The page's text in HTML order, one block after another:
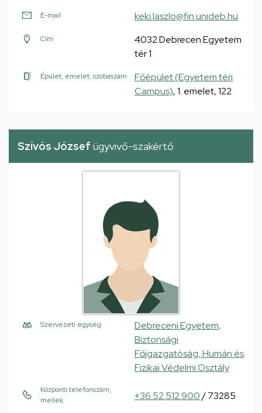
E-mail keki.laszlo@fin.unideb.hu
Cím
4032 Debrecen Egyetem
tér 1
Épület, emelet, szobaszám
Főépület (Egyetem téri
Campus), 1. emelet, 122
Szívós József ügyvivő-szakértő
Szervezeti egység
Debreceni Egyetem,
Biztonsági
Főigazgatóság, Humán és
Fizikai Védelmi Osztály
Központi telefonszám,
mellék
+36 52 512 900/ 73285